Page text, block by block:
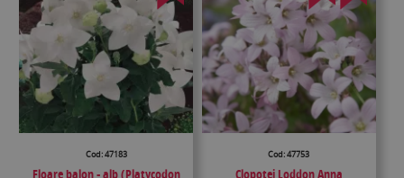
Cod: 47183
Floare balon - alb (Platycodon
Cod: 47753
Clopoţei Loddon Anna